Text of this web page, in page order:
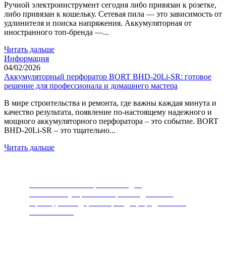
Ручной электроинструмент сегодня либо привязан к розетке,
либо привязан к кошельку. Сетевая пила — это зависимость от
удлинителя и поиска напряжения. Аккумуляторная от
иностранного топ-бренда —...
Читать дальше
Информация
04/02/2026
Аккумуляторный перфоратор BORT BHD-20Li-SR: готовое
решение для профессионала и домашнего мастера
В мире строительства и ремонта, где важны каждая минута и
качество результата, появление по-настоящему надежного и
мощного аккумуляторного перфоратора – это событие. BORT
BHD-20Li-SR – это тщательно...
Читать дальше